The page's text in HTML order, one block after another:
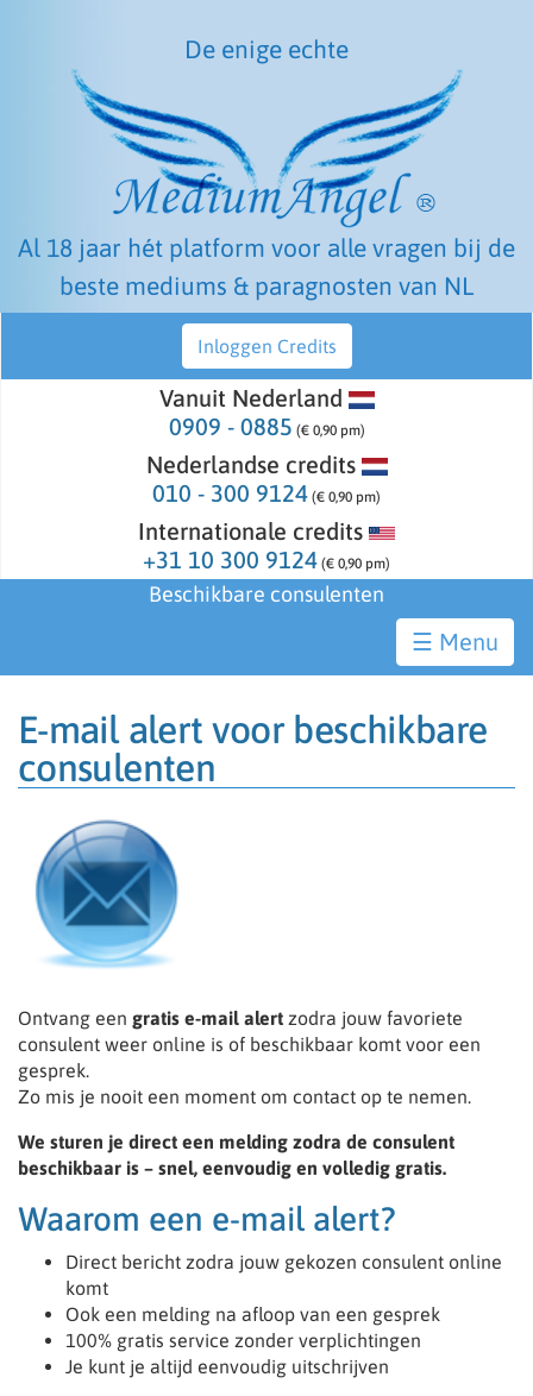
De enige echte
Al 18 jaar hét platform voor alle vragen bij de
beste mediums & paragnosten van NL
Inloggen Credits
Vanuit Nederland
0909 - 0885 (€ 0,90 pm)
Nederlandse credits
010 - 300 9124 (€ 0,90 pm)
Internationale credits
+31 10 300 9124 (€ 0,90 pm)
Beschikbare consulenten
☰
E-mail alert voor beschikbare
consulenten
Ontvang een gratis e-mail alert zodra jouw favoriete
consulent weer online is of beschikbaar komt voor een
gesprek.
Zo mis je nooit een moment om contact op te nemen.
We sturen je direct een melding zodra de consulent
beschikbaar is – snel, eenvoudig en volledig gratis.
Waarom een e-mail alert?
Direct bericht zodra jouw gekozen consulent online
komt
Ook een melding na afloop van een gesprek
100% gratis service zonder verplichtingen
Je kunt je altijd eenvoudig uitschrijven